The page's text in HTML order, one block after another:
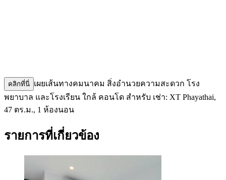
คลิกที่นี่ เผยเส้นทางคมนาคม สิ่งอำนวยความสะดวก โรง
พยาบาล และโรงเรียน ใกล้ คอนโด สำหรับ เช่า: XT Phayathai,
47 ตร.ม., 1 ห้องนอน
รายการที่เกี่ยวข้อง